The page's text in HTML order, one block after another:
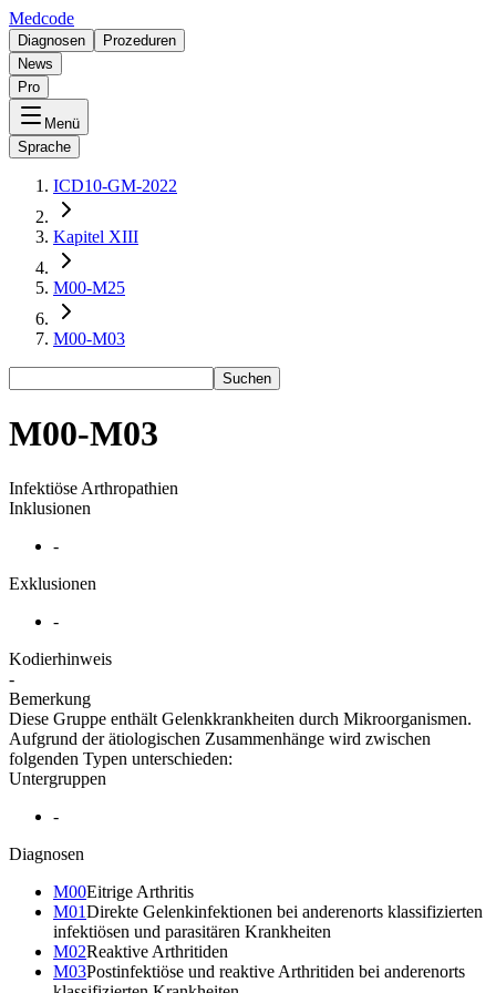
Medcode
Diagnosen
Prozeduren
News
Pro
Menü
Sprache
ICD10-GM-2022
Kapitel XIII
M00-M25
M00-M03
Suchen
M00-M03
Infektiöse Arthropathien
Inklusionen
-
Exklusionen
-
Kodierhinweis
-
Bemerkung
Diese Gruppe enthält Gelenkkrankheiten durch Mikroorganismen.
Aufgrund der ätiologischen Zusammenhänge wird zwischen
folgenden Typen unterschieden:
Untergruppen
-
Diagnosen
M00Eitrige Arthritis
M01Direkte Gelenkinfektionen bei anderenorts klassifizierten
infektiösen und parasitären Krankheiten
M02Reaktive Arthritiden
M03Postinfektiöse und reaktive Arthritiden bei anderenorts